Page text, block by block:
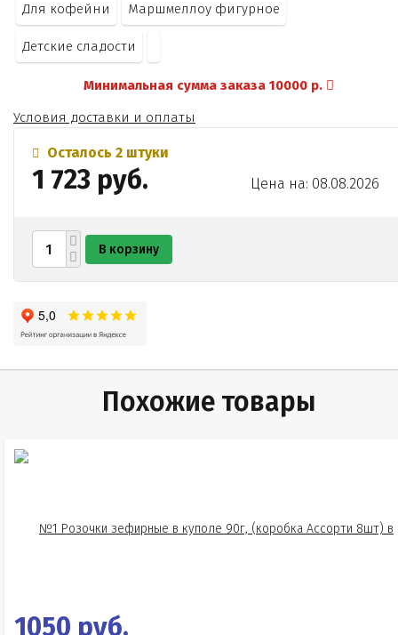
Для кофейни Маршмеллоу фигурное
Детские сладости
Минимальная сумма заказа 10000 р.
Условия доставки и оплаты
Осталось 2 штуки
1 723 руб. Цена на: 08.08.2026
В корзину
Похожие товары
1050 руб.